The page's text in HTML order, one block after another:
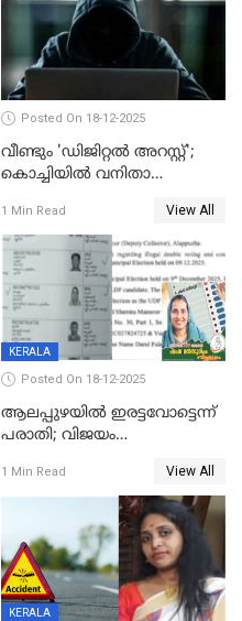
Posted On 18-12-2025
വീണ്ടും 'ഡിജിറ്റല്‍ അറസ്റ്റ്';
കൊച്ചിയില്‍ വനിതാ
കോടി രൂപ
1 Min Read View All
KERALA
Posted On 18-12-2025
ആലപ്പുഴയിൽ ഇരട്ടവോട്ടെന്ന്
പരാതി; വിജയം
വാർഡിലെ എൽഡിഎഫ്
സ്ഥാനാർത്ഥി
1 Min Read View All
KERALA